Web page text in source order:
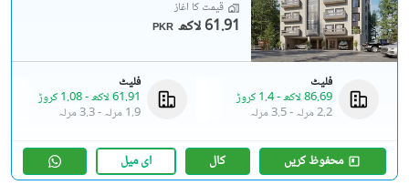
قیمت کا آغاز
PKR 61.91 لاکھ
فلیٹ
86.69 لاکھ
-1.4 کروڑ
2.2 مرلہ
-3.5 مرلہ
فلیٹ
61.91 لاکھ
-1.08 کروڑ
1.9 مرلہ
-3.3 مرلہ
محفوظ کریں کال ای میل